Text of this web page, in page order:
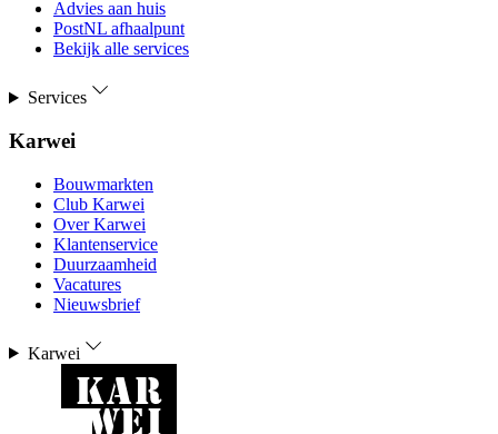
Advies aan huis
PostNL afhaalpunt
Bekijk alle services
Services
Karwei
Bouwmarkten
Club Karwei
Over Karwei
Klantenservice
Duurzaamheid
Vacatures
Nieuwsbrief
Karwei